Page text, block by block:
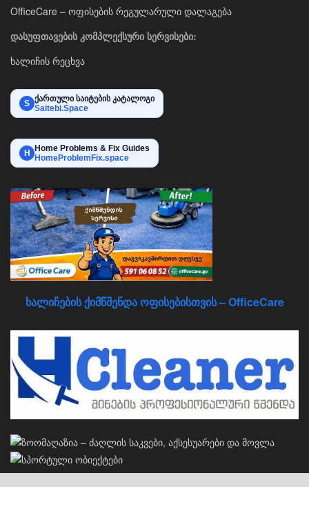
OfficeCare – ოფისების რეგულარული დალაგება
დასუფთავების კომპლექსური სერვისები:
ხალიჩის რეცხვა
S ქართული საიტების კატალოგი
Saitebi.Space
H
Home Problems & Fix Guides
HomeProblemFix.space
ხალიჩების ქიმწმენდა ოფისებისთვის – OfficeCare